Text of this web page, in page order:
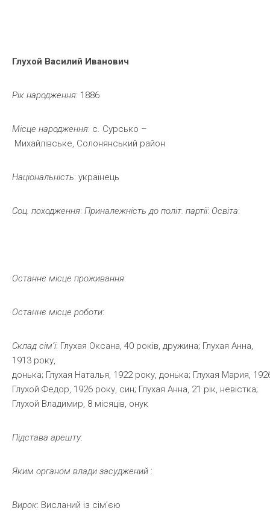
Глухой Василий Иванович
Рік народження: 1886
Місце народження: с. Сурсько –
Михайлівське, Солонянський район
Національність: українець
Соц. походження: Приналежність до політ. партії: Освіта:
Останнє місце проживання:
Останнє місце роботи:
Склад сім’ї: Глухая Оксана, 40 років, дружина; Глухая Анна,
1913 року,
донька; Глухая Наталья, 1922 року, донька; Глухая Мария,
Глухой Федор, 1926 року, син; Глухая Анна, 21 рік, невістка;
Глухой Владимир, 8 місяців, онук
Підстава арешту:
Яким органом влади засуджений :
Вирок: Висланий із сім’єю